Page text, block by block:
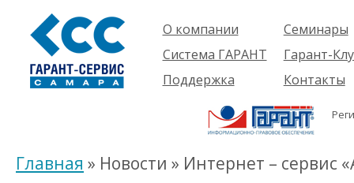
О компании
Компания
Проекты
Партнеры
Вакансии
Реквизиты
Информация
Система ГАРАНТ
О системе
решения
Комплекты
Новинки
История
Поддержка
Пользователям
Будущим
пользователям
Семинары
Об услуге
семинары
Гарант-
Контакты
Главная » Новости » Интернет – сервис